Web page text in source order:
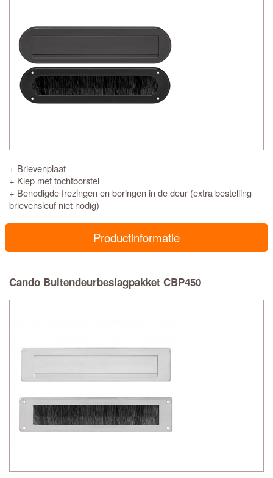
+ Brievenplaat
+ Klep met tochtborstel
+ Benodigde frezingen en boringen in de deur (extra bestelling
brievensleuf niet nodig)
Productinformatie
Cando Buitendeurbeslagpakket CBP450